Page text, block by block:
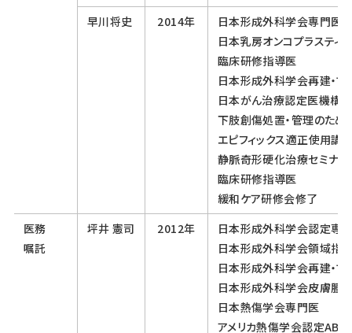
早川将史
2014年
日本形成外科学会専門医
日本乳房オンコプラスティ
臨床研修指導医
日本形成外科学会再建・
日本がん治療認定医機構
下肢創傷処置・管理のた
エピフィックス適正使用
静脈奇形硬化治療セミナ
臨床研修指導医
緩和ケア研修会修了
医務
嘱託
坪井 憲司 2012年
日本形成外科学会認定専
日本形成外科学会領域指
日本形成外科学会再建・
日本形成外科学会皮膚腫
日本熱傷学会専門医
アメリカ熱傷学会認定